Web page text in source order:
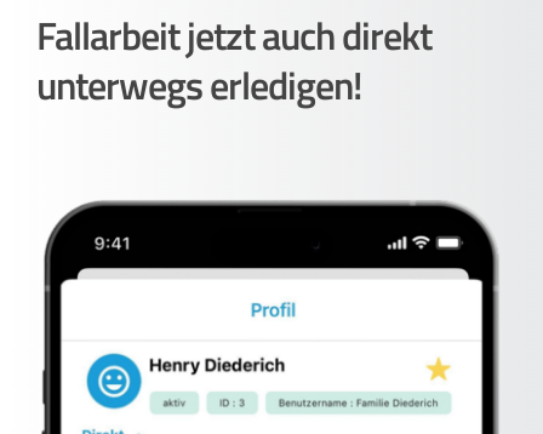
Fallarbeit jetzt auch direkt
unterwegs erledigen!